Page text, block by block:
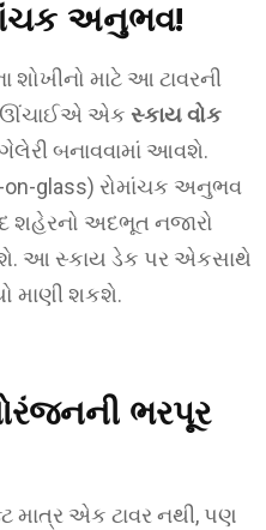
અનુભવ!
શોખીનો માટે આ ટાવરની
ઊંચાઈએ એક સ્કાય વોક
બનાવવામાં આવશે.
on-glass) રોમાંચક અનુભવ
શહેરનો અદભૂત નજારો
આ સ્કાય ડેક પર એકસાથે
માણી શકશે.
ભરપૂર
માત્ર એક ટાવર નથી, પણ